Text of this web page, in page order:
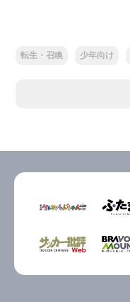
転生・召喚 少年向け